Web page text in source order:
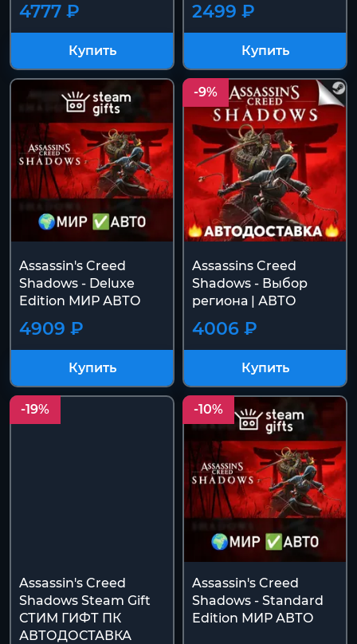
4777 ₽
Купить
2499 ₽
Купить
Assassin's Creed
Shadows - Deluxe
Edition МИР АВТО
4909 ₽
Купить
-9%
Assassins Creed
Shadows - Выбор
региона | АВТО
4006 ₽
Купить
-19%
Assassin's Creed
Shadows Steam Gift
СТИМ ГИФТ ПК
АВТОДОСТАВКА
-10%
Assassin's Creed
Shadows - Standard
Edition МИР АВТО